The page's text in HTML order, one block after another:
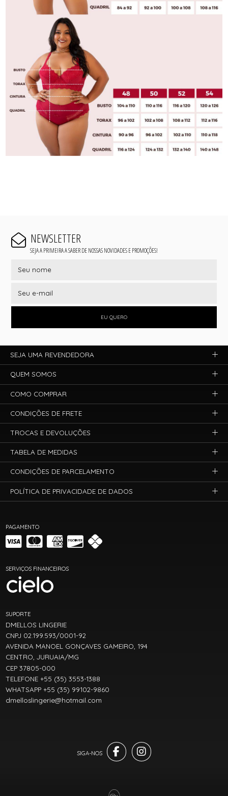
NEWSLETTER
SEJA A PRIMEIRA A SABER DE NOSSAS NOVIDADES E PROMOÇÕES!
EU QUERO
PAGAMENTO
SERVIÇOS FINANCEIROS
SUPORTE
DMELLOS LINGERIE
CNPJ 02.199.593/0001-92
AVENIDA MANOEL GONÇAVES GAMEIRO, 194
CENTRO, JURUAIA/MG
CEP 37805-000
TELEFONE +55 (35) 3553-1388
WHATSAPP +55 (35) 99102-9860
dmelloslingerie@hotmail.com
SEJA UMA REVENDEDORA
QUEM SOMOS
COMO COMPRAR
CONDIÇÕES DE FRETE
TROCAS E DEVOLUÇÕES
TABELA DE MEDIDAS
CONDIÇÕES DE PARCELAMENTO
POLÍTICA DE PRIVACIDADE DE DADOS